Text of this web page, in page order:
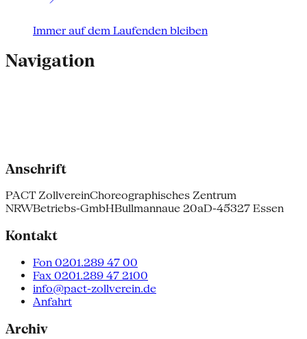
Immer auf dem Laufenden bleiben
Navigation
Anschrift
PACT ZollvereinChoreographisches Zentrum
NRWBetriebs-GmbHBullmannaue 20aD-45327 Essen
Kontakt
Fon 0201.289 47 00
Fax 0201.289 47 2100
info@pact-zollverein.de
Anfahrt
Archiv